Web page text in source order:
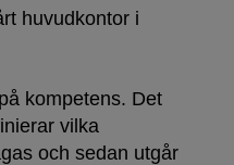
huvudkontor i
kompetens. Det
vilka
och sedan utgår